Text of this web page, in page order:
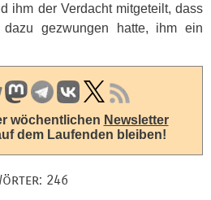
ihm der Verdacht mitgeteilt, dass
gezwungen hatte, ihm ein
wöchentlichen Newsletter
dem Laufenden bleiben!
246